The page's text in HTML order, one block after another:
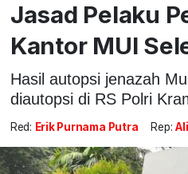
Jasad Pelaku
Kantor MUI
Hasil autopsi jenazah
diautopsi di RS Polri
Red: Erik Purnama Putra Rep: